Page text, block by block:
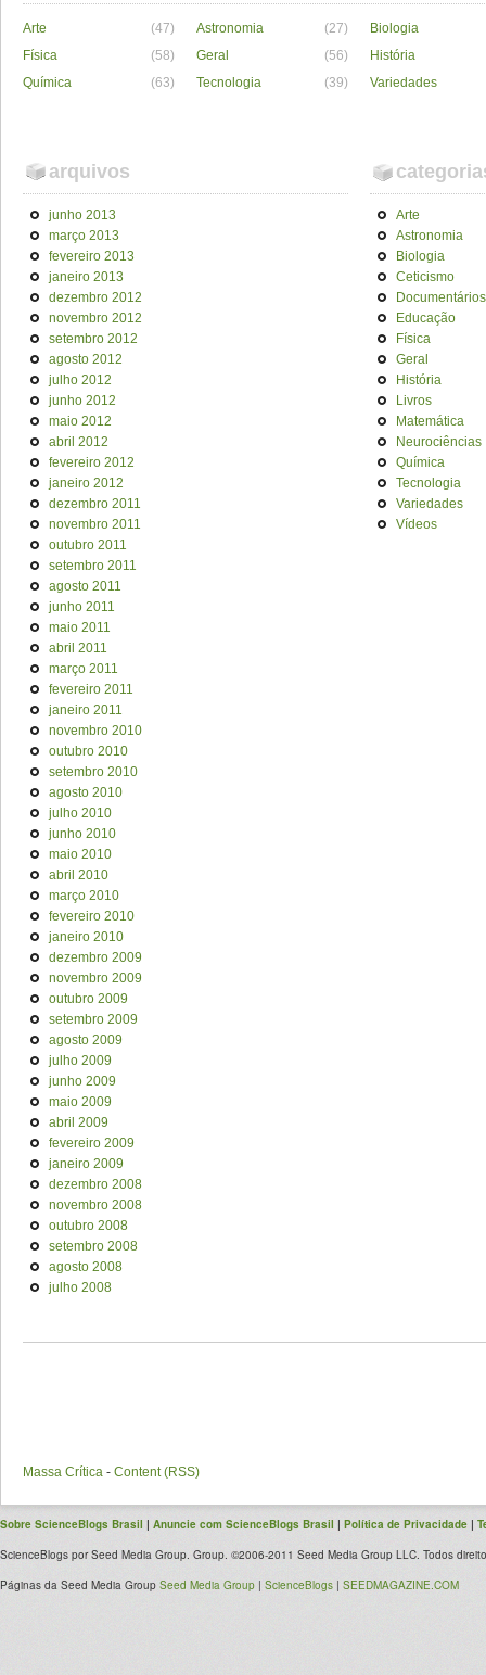
Arte (47) Astronomia (27)
Biologia
Física
(58) Geral (56)
História
Química
(63) Tecnologia (39) Variedades
arquivos
junho 2013
março 2013
fevereiro 2013
janeiro 2013
dezembro 2012
novembro 2012
setembro 2012
agosto 2012
julho 2012
junho 2012
maio 2012
abril 2012
fevereiro 2012
janeiro 2012
dezembro 2011
novembro 2011
outubro 2011
setembro 2011
agosto 2011
junho 2011
maio 2011
abril 2011
março 2011
fevereiro 2011
janeiro 2011
novembro 2010
outubro 2010
setembro 2010
agosto 2010
julho 2010
junho 2010
maio 2010
abril 2010
março 2010
fevereiro 2010
janeiro 2010
dezembro 2009
novembro 2009
outubro 2009
setembro 2009
agosto 2009
julho 2009
junho 2009
maio 2009
abril 2009
fevereiro 2009
janeiro 2009
dezembro 2008
novembro 2008
outubro 2008
setembro 2008
agosto 2008
julho 2008
Arte
Astronomia
Biologia
Ceticismo
Documentários
Educação
Física
Geral
História
Livros
Matemática
Neurociências
Química
Tecnologia
Variedades
Vídeos
Massa Crítica - Content (RSS)
Sobre ScienceBlogs Brasil | Anuncie com ScienceBlogs Brasil | Política de Privacidade |
ScienceBlogs por Seed Media Group. Group. ©2006-2011 Seed Media Group LLC. Todos
Páginas da Seed Media Group Seed Media Group | ScienceBlogs | SEEDMAGAZINE.COM